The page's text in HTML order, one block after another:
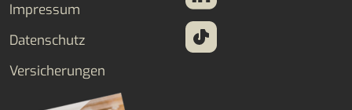
Impressum
Datenschutz
Versicherungen